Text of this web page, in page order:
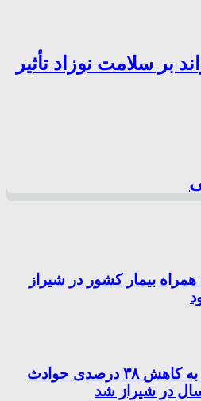
بر سلامت نوزاد تأثیر
همراه بیمار کشور در شیراز
فرهنگ سازی منجر به کاهش ۳۸ درصدی حوادث
در شیراز شد